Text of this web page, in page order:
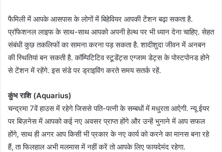
फैमिली में आपके आसपास के लोगों में बिहेवियर आपकी टेंशन बढ़ा सकता है.
प्रॉफेशनल लाइफ के साथ-साथ आपको अपनी हेल्थ पर भी ध्यान देना चाहिए. सेहत
संबंधी कुछ तकलिफों का सामना करना पड़ सकता है. शादीशुदा जीवन में अनबन
की स्थितियां बन सकती है. कॉम्पिटिटिव स्टूडेंट्स एग्जाम डेट्स के पोस्टपोनड होने
से टेंशन में रहेंगे. इस संडे पर ड्राइविंग करते समय सतर्क रहें.
कुंभ राशि (Aquarius)
चन्द्रमा 7वें हाउस में रहेगे जिससे पति-पत्नी के सम्बधों में मधुरता आऐगी. न्यू ईयर
पर बिज़नेस में आपको कई नए अवसर प्राप्त होंगे और उन्हें भुनाने में आप सफल
होंगे, साथ ही अगर आप किसी भी प्रकार के नए कार्य को करने का मानस बना रहे
हैं, ता फिलहाल अभी मलमास में नहीं करें तो आपके लिए फायदेमंद रहेगा.